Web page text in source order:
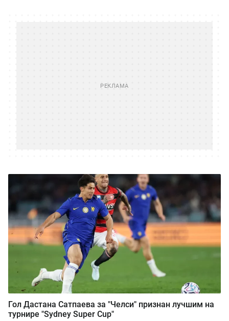
Гол Дастана Сатпаева за "Челси" признан лучшим на
турнире "Sydney Super Cup"